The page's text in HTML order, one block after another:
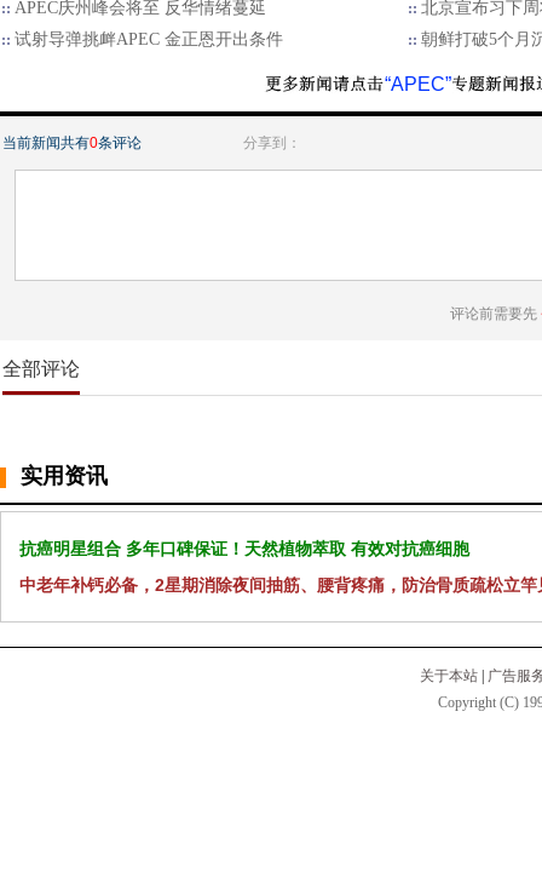
APEC庆州峰会将至 反华情绪蔓延
北京宣布习下
试射导弹挑衅APEC 金正恩开出条件
朝鲜打破5个月
“APEC”
当前新闻共有0条评论 分享到：
评论前需要先
全部评论
实用资讯
抗癌明星组合 多年口碑保证！天然植物萃取 有效对抗癌细胞
中老年补钙必备，2星期消除夜间抽筋、腰背疼痛，防治骨质疏松立竿
关于本站
广告服
Copyright (C)